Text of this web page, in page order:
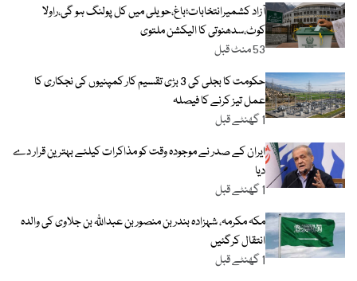
آزاد کشمیرانتخابات؛باغ،حویلی میں کل پولنگ ہو گی،راولا
کوٹ،سدھنوتی کا الیکشن ملتوی
53 منٹ قبل
حکومت کا بجلی کی 3 بڑی تقسیم کار کمپنیوں کی نجکاری کا
عمل تیز کرنے کا فیصلہ
1 گھنٹے قبل
ایران کے صدر نے موجودہ وقت کو مذاکرات کیلئے بہترین قرار دے
دیا
1 گھنٹے قبل
مکہ مکرمہ، شہزادہ بندر بن منصور بن عبداللّٰہ بن جلاوی کی والدہ
انتقال کرگئیں
1 گھنٹے قبل